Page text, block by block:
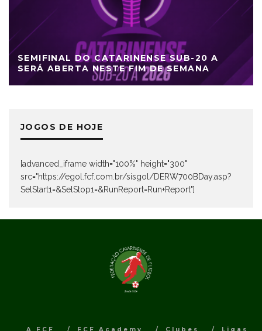
SEMIFINAL DO CATARINENSE SUB-20 A
SERÁ ABERTA NESTE FIM DE SEMANA
JOGOS DE HOJE
[advanced_iframe width="100%" height="300"
src="https://egol.fcf.com.br/sisgol/DERW700BDay.asp?
SelStart1=&SelStop1=&RunReport=Run+Report"]
A FCF FCF Academy Clubes Ligas